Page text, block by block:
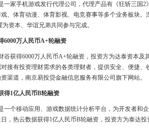
一家手机游戏发行代理公司，代理产品有《狂斩三国
、体育动漫、体育影视、电竞赛事等多个业务板块
资本、华谊兄弟共同参与完成。
6000万人民币A+轮融资
谷获得6000万人民币A+轮融资，投资方为达泰资本
接有投资理财需求的各类理财者，提供安全、便捷
渠道，南京易投贷金融信息服务有限公司旗下网站。
得1亿人民币B轮融资
一个移动应用、游戏数据统计分析平台，为开发者和
，热云数据获得1亿人民币B轮融资，投资方为泰达投